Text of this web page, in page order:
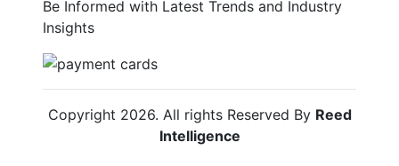
Be Informed with Latest Trends and Industry
Insights
Copyright 2026. All rights Reserved By Reed
Intelligence